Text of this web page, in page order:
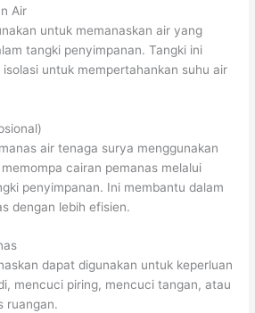
Air
untuk memanaskan air yang
tangki penyimpanan. Tangki ini
untuk mempertahankan suhu air
air tenaga surya menggunakan
cairan pemanas melalui
penyimpanan. Ini membantu dalam
dengan lebih efisien.
dapat digunakan untuk keperluan
mencuci piring, mencuci tangan, atau
ruangan.